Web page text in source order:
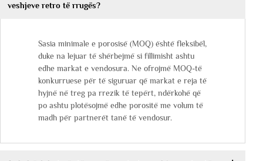
veshjeve retro të rrugës?
Sasia minimale e porosisë (MOQ) është fleksibël,
duke na lejuar të shërbejmë si fillimisht ashtu
edhe markat e vendosura. Ne ofrojmë MOQ-të
konkurruese për të siguruar që markat e reja të
hyjnë në treg pa rrezik të tepërt, ndërkohë që
po ashtu plotësojmë edhe porositë me volum të
madh për partnerët tanë të vendosur.